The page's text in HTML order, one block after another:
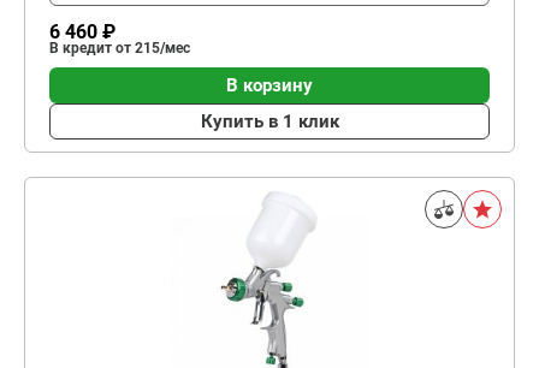
6 460 ₽
В кредит от 215/мес
В корзину
Купить в 1 клик